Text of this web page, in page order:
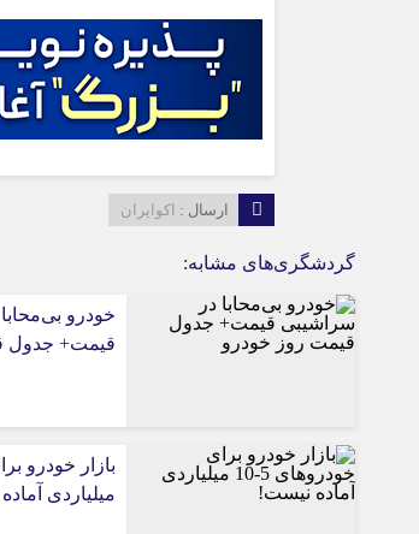
ارسال : اکوایران
گردشگری‌های مشابه:
خودرو
قیمت+ جدول
میلیاردی